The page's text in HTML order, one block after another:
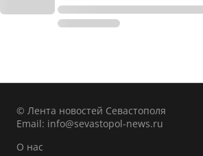
© Лента новостей Севастополя
Email: info@sevastopol-news.ru
О нас